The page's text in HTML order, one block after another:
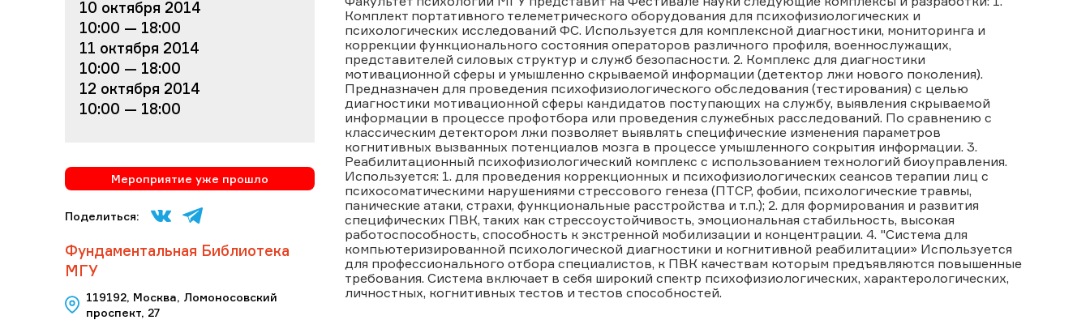
10 октября 2014
10:00 — 18:00
11 октября 2014
10:00 — 18:00
12 октября 2014
10:00 — 18:00
Мероприятие уже прошло
Поделиться:
Фундаментальная Библиотека
МГУ
119192, Москва, Ломоносовский
проспект, 27
Комплект портативного телеметрического оборудования для психофизиологических и
психологических исследований ФС. Используется для комплексной диагностики, мониторинга и
коррекции функционального состояния операторов различного профиля, военнослужащих,
представителей силовых структур и служб безопасности. 2. Комплекс для диагностики
мотивационной сферы и умышленно скрываемой информации (детектор лжи нового поколения).
Предназначен для проведения психофизиологического обследования (тестирования) с целью
диагностики мотивационной сферы кандидатов поступающих на службу, выявления скрываемой
информации в процессе профотбора или проведения служебных расследований. По сравнению с
классическим детектором лжи позволяет выявлять специфические изменения параметров
когнитивных вызванных потенциалов мозга в процессе умышленного сокрытия информации. 3.
Реабилитационный психофизиологический комплекс с использованием технологий биоуправления.
Используется: 1. для проведения коррекционных и психофизиологических сеансов терапии лиц с
психосоматическими нарушениями стрессового генеза (ПТСР, фобии, психологические травмы,
панические атаки, страхи, функциональные расстройства и т.п.); 2. для формирования и развития
специфических ПВК, таких как стрессоустойчивость, эмоциональная стабильность, высокая
работоспособность, способность к экстренной мобилизации и концентрации. 4. "Система для
компьютеризированной психологической диагностики и когнитивной реабилитации» Используется
для профессионального отбора специалистов, к ПВК качествам которым предъявляются повышенные
требования. Система включает в себя широкий спектр психофизиологических, характерологических,
личностных, когнитивных тестов и тестов способностей.